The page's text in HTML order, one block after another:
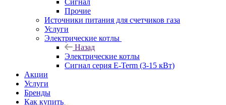
Сигнал
Прочие
Источники питания для счетчиков газа
Услуги
Электрические котлы
Назад
Электрические котлы
Сигнал серия E-Term (3-15 кВт)
Акции
Услуги
Бренды
Как купить